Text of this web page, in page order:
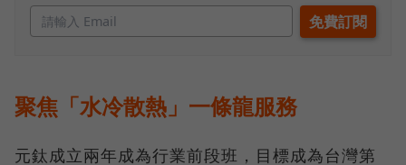
聚焦「水冷散熱」一條龍服務
元鈦成立兩年成為行業前段班，目標成為台灣第